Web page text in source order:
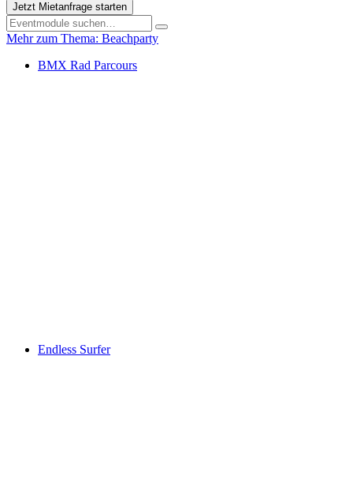
Jetzt Mietanfrage starten
Mehr zum Thema: Beachparty
BMX Rad Parcours
Endless Surfer